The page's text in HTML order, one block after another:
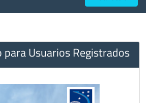
Usuarios Registrados